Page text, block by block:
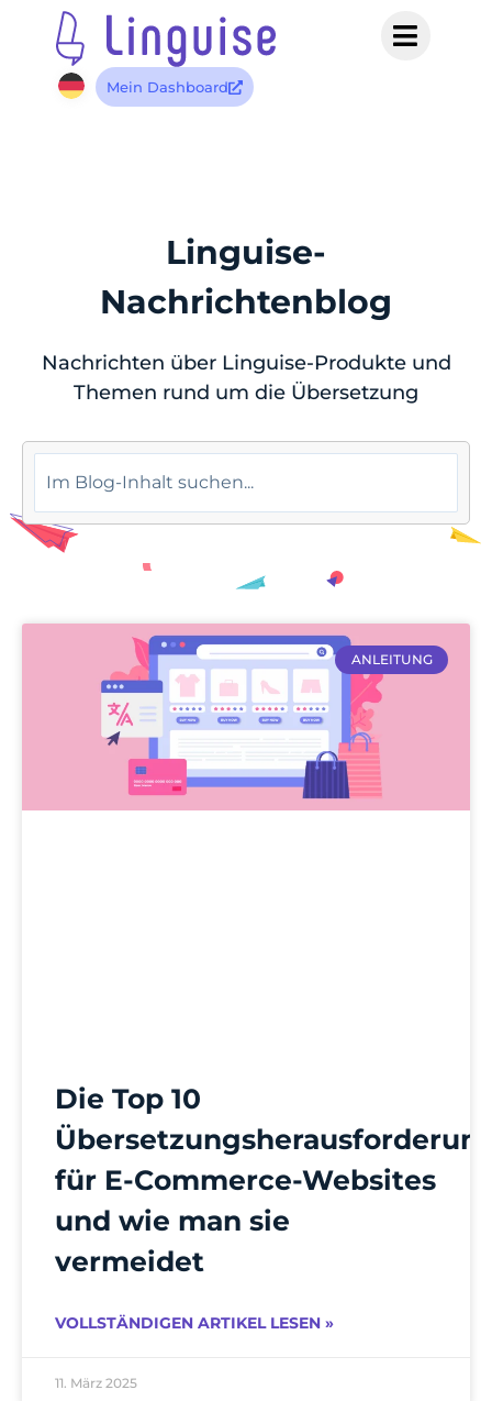
Mein Dashboard
Linguise-
Nachrichtenblog
Nachrichten über Linguise-Produkte und
Themen rund um die Übersetzung
ANLEITUNG
Die Top 10
für E-Commerce-Websites
und wie man sie
vermeidet
VOLLSTÄNDIGEN ARTIKEL LESEN »
11. März 2025